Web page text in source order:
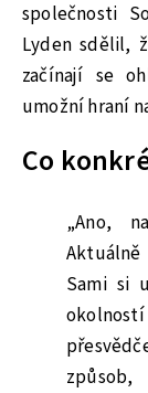
společnosti
Lyden sdělil,
začínají se
umožní hraní
Co
„Ano,
Aktuálně
Sami si